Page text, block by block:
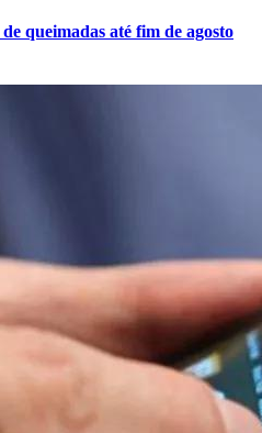
queimadas até fim de agosto